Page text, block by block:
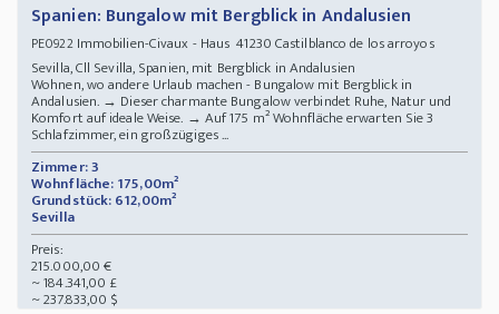
Spanien: Bungalow mit Bergblick in Andalusien
PE0922Immobilien-Civaux - Haus 41230 Castilblanco de los arroyos
Sevilla, Cll Sevilla, Spanien, mit Bergblick in Andalusien
Wohnen, wo andere Urlaub machen - Bungalow mit Bergblick in
Andalusien. → Dieser charmante Bungalow verbindet Ruhe, Natur und
Komfort auf ideale Weise. → Auf 175 m² Wohnfläche erwarten Sie 3
Schlafzimmer, ein großzügiges ...
Zimmer: 3
Wohnfläche: 175,00m²
Grundstück: 612,00m²
Sevilla
Preis:
215.000,00 €
~ 184.341,00 £
~ 237.833,00 $